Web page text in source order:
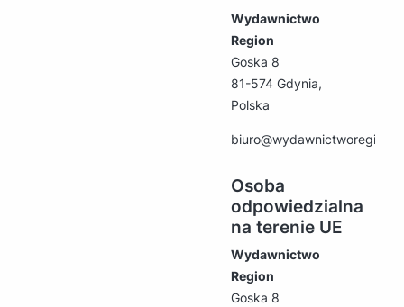
Wydawnictwo
Region
Goska 8
81-574 Gdynia,
Polska
biuro@wydawnictworegion.pl
Osoba
odpowiedzialna
na terenie UE
Wydawnictwo
Region
Goska 8